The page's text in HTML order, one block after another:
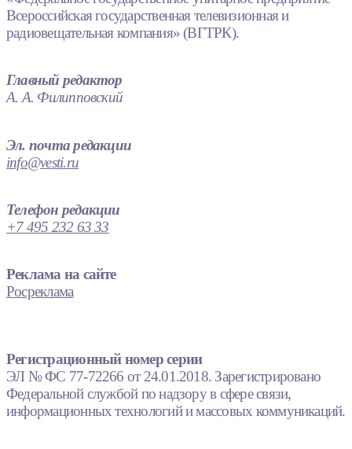
Всероссийская государственная телевизионная и
радиовещательная компания» (ВГТРК).
Главный редактор
А. А. Филипповский
Эл. почта редакции
info@vesti.ru
Телефон редакции
+7 495 232 63 33
Реклама на сайте
Росреклама
Регистрационный номер серии
ЭЛ № ФС 77-72266 от 24.01.2018. Зарегистрировано
Федеральной службой по надзору в сфере связи,
информационных технологий и массовых коммуникаций.